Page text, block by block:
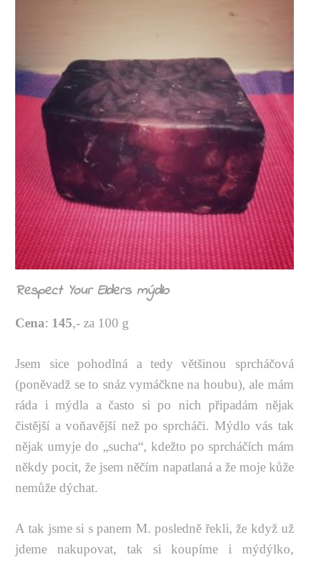
Respect Your Elders mýdlo
Cena: 145,- za 100 g
Jsem sice pohodlná a tedy většinou sprcháčová
(poněvadž se to snáz vymáčkne na houbu), ale mám
ráda i mýdla a často si po nich připadám nějak
čistější a voňavější než po sprcháči. Mýdlo vás tak
nějak umyje do „sucha“, kdežto po sprcháčích mám
někdy pocit, že jsem něčím napatlaná a že moje kůže
nemůže dýchat.
A tak jsme si s panem M. posledně řekli, že když už
jdeme nakupovat, tak si koupíme i mýdýlko,